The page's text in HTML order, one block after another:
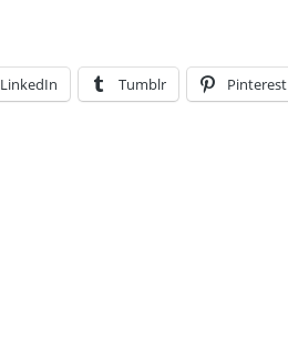
LinkedIn Tumblr Pinterest